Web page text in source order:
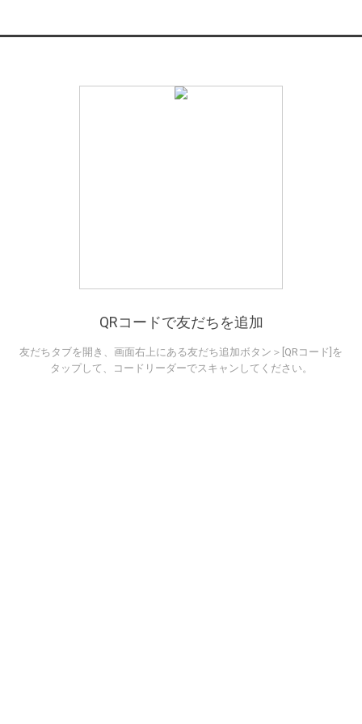
QRコードで友だちを追加
友だちタブを開き、画面右上にある友だち追加ボタン＞[QRコード]を
タップして、コードリーダーでスキャンしてください。